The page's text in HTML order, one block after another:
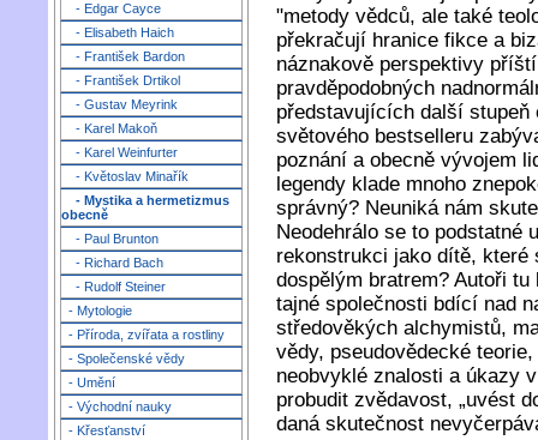
- Edgar Cayce
- Elisabeth Haich
- František Bardon
- František Drtikol
- Gustav Meyrink
- Karel Makoň
- Karel Weinfurter
- Květoslav Minařík
- Mystika a hermetizmus
obecně
- Paul Brunton
- Richard Bach
- Rudolf Steiner
- Mytologie
- Příroda, zvířata a rostliny
- Společenské vědy
- Umění
- Východní nauky
- Křesťanství
"metody vědců, ale také
překračují hranice fikce a
náznakově perspektivy
pravděpodobných
představujících další stupeň
světového bestselleru
poznání a obecně vývojem
legendy klade mnoho
správný? Neuniká nám
Neodehrálo se to podstatné
rekonstrukci jako dítě, které
dospělým bratrem? Autoři
tajné společnosti bdící nad
středověkých alchymistů,
vědy, pseudovědecké
neobvyklé znalosti a úkazy
probudit zvědavost, „uvést
daná skutečnost